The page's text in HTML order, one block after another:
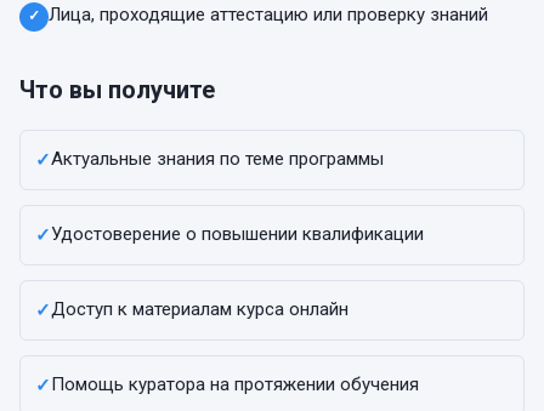
✓ Лица, проходящие аттестацию или проверку знаний
Что вы получите
✓Актуальные знания по теме программы
✓Удостоверение о повышении квалификации
✓Доступ к материалам курса онлайн
✓Помощь куратора на протяжении обучения